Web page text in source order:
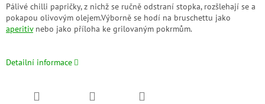
Pálivé chilli papričky, z nichž se ručně odstraní stopka, rozšlehají se a
pokapou olivovým olejem.Výborně se hodí na bruschettu jako
aperitivnebo jako příloha ke grilovaným pokrmům.
Detailní informace